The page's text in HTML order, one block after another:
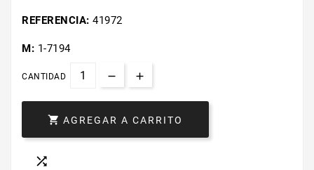
REFERENCIA: 41972
M: 1-7194
CANTIDAD
 AGREGAR A CARRITO
